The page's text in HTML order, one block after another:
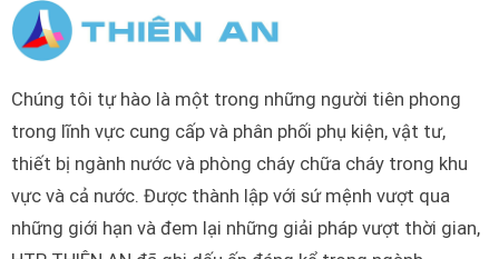
Chúng tôi tự hào là một trong những người tiên phong
trong lĩnh vực cung cấp và phân phối phụ kiện, vật tư,
thiết bị ngành nước và phòng cháy chữa cháy trong khu
vực và cả nước. Được thành lập với sứ mệnh vượt qua
những giới hạn và đem lại những giải pháp vượt thời gian,